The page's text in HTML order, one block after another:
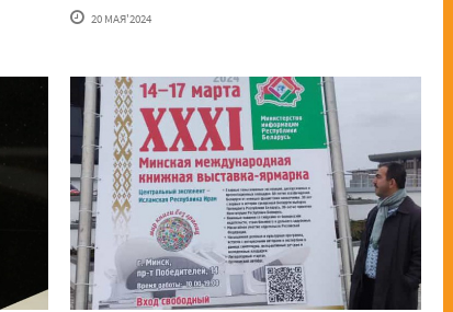
20 МАЯ'2024